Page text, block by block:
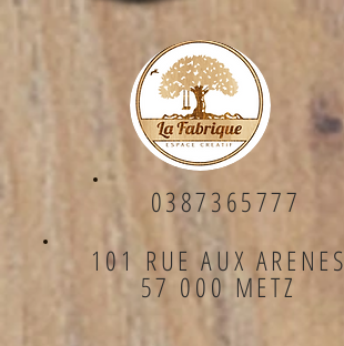
0387365777
101 RUE AUX ARENES
57 000 METZ